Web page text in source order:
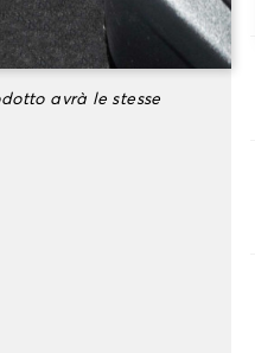
avrà le stesse